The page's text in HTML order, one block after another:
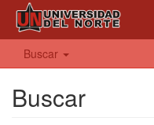
Buscar
Buscar